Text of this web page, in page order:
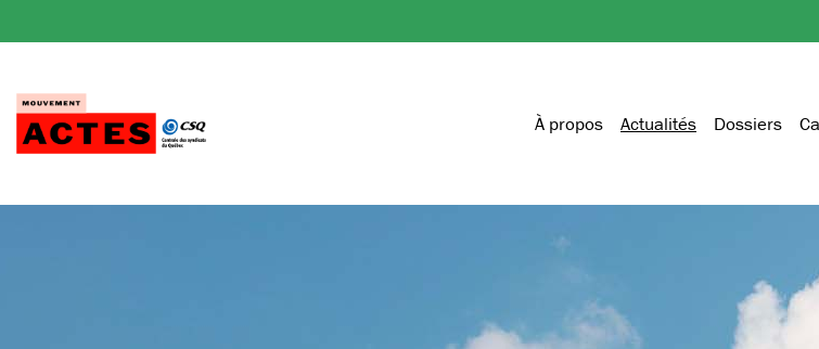
au
À propos Actualités Dossiers